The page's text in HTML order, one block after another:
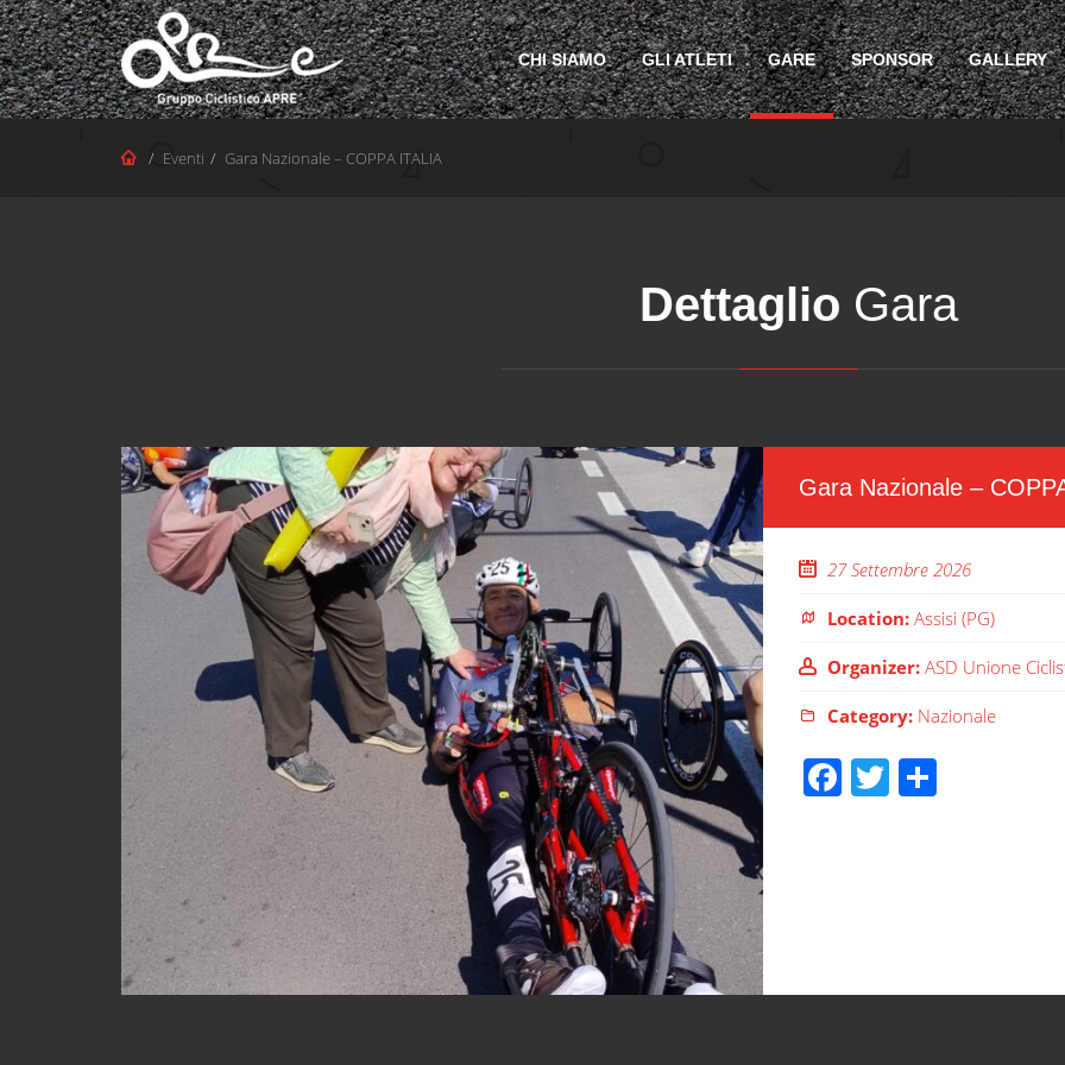
CHI SIAMO GLI ATLETI GARE SPONSOR GALLERY
Eventi Gara Nazionale – COPPA ITALIA
Dettaglio Gara
Gara Nazionale –
27 Settembre 2026
Location: Assisi (PG)
Organizer: ASD Unione
Category: Nazionale
Facebook
Twitter